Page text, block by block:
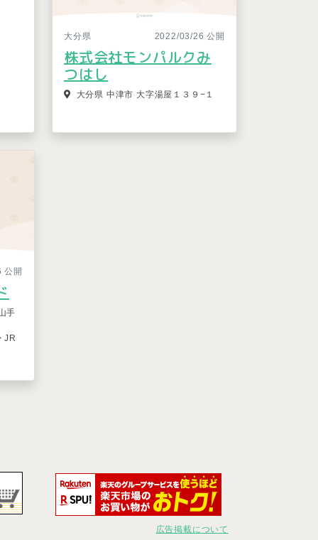
大分県 2022/03/26 公開
株式会社モンパルクみ
つはし
大分県 中津市 大字湯屋１３９−１
公開
手
JR
広告掲載について